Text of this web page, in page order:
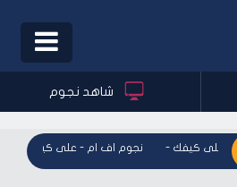
Toggle
شاهد نجوم
- على كيفك - نجوم اف ام - على كيفك